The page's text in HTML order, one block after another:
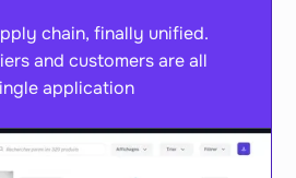
chain, finally unified.
and customers are all
application